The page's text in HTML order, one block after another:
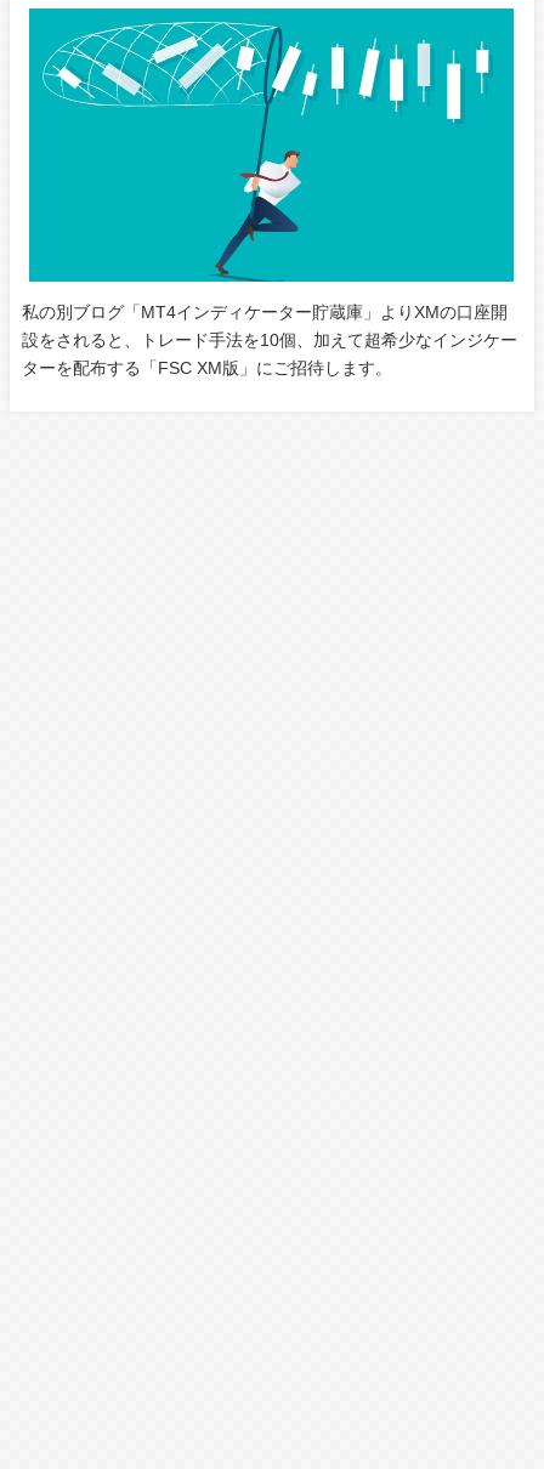
私の別ブログ「MT4インディケーター貯蔵庫」よりXMの口座開
設をされると、トレード手法を10個、加えて超希少なインジケー
ターを配布する「FSC XM版」にご招待します。